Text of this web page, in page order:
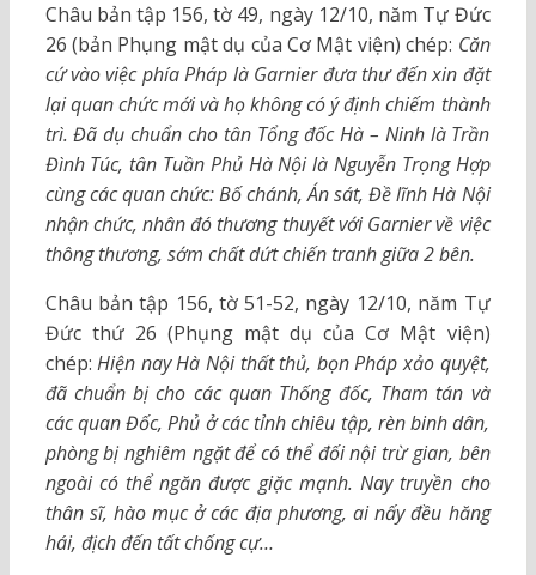
Châu bản tập 156, tờ 49, ngày 12/10, năm Tự Đức
26 (bản Phụng mật dụ của Cơ Mật viện) chép: Căn
cứ vào việc phía Pháp là Garnier đưa thư đến xin đặt
lại quan chức mới và họ không có ý định chiếm thành
trì. Đã dụ chuẩn cho tân Tổng đốc Hà – Ninh là Trần
Đình Túc, tân Tuần Phủ Hà Nội là Nguyễn Trọng Hợp
cùng các quan chức: Bố chánh, Án sát, Đề lĩnh Hà Nội
nhận chức, nhân đó thương thuyết với Garnier về việc
thông thương, sớm chất dứt chiến tranh giữa 2 bên.
Châu bản tập 156, tờ 51-52, ngày 12/10, năm Tự
Đức thứ 26 (Phụng mật dụ của Cơ Mật viện)
chép: Hiện nay Hà Nội thất thủ, bọn Pháp xảo quyệt,
đã chuẩn bị cho các quan Thống đốc, Tham tán và
các quan Đốc, Phủ ở các tỉnh chiêu tập, rèn binh dân,
phòng bị nghiêm ngặt để có thể đối nội trừ gian, bên
ngoài có thể ngăn được giặc mạnh. Nay truyền cho
thân sĩ, hào mục ở các địa phương, ai nấy đều hăng
hái, địch đến tất chống cự…